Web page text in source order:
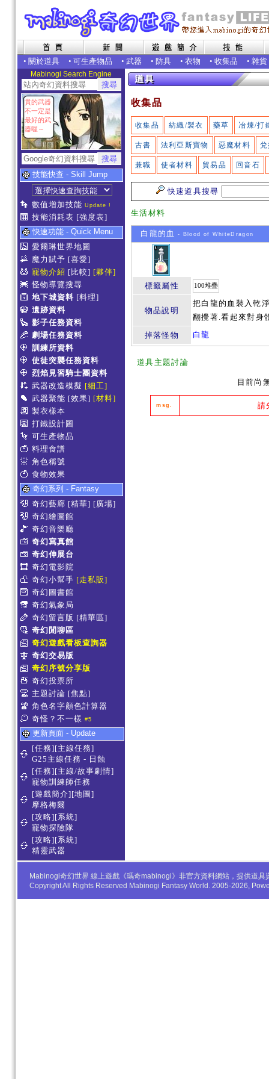
• 關於道具 • 可生產物品 • 武器 • 防具 • 衣物 • 收集品 • 雜貨
Mabinogi Search Engine
貴的武器
不一定是
最好的武
器喔～
技能快查 - Skill Jump
數值增加技能 Update !
技能消耗表 [強度表]
快速功能 - Quick Menu
愛爾琳世界地圖
魔力賦予 [喜愛]
寵物介紹 [比較] [夥伴]
怪物導覽搜尋
地下城資料 [料理]
遺跡資料
影子任務資料
劇場任務資料
訓練所資料
使徒突襲任務資料
烈焰見習騎士團資料
武器改造模擬 [細工]
武器聚能 [效果] [材料]
製衣樣本
打鐵設計圖
可生產物品
料理食譜
角色稱號
食物效果
奇幻系列 - Fantasy
奇幻藝廊 [精華] [廣場]
奇幻繪圖館
奇幻音樂廳
奇幻寫真館
奇幻伸展台
奇幻電影院
奇幻小幫手 [走私販]
奇幻圖書館
奇幻氣象局
奇幻留言版 [精華區]
奇幻閒聊區
奇幻遊戲看板查詢器
奇幻交易版
奇幻序號分享版
奇幻投票所
主題討論 [焦點]
角色名字顏色計算器
奇怪？不一樣 #5
更新頁面 - Update
[任務][主線任務]
G25主線任務 - 日蝕
[任務][主線/故事劇情]
寵物訓練師任務
[遊戲簡介][地圖]
摩格梅爾
[攻略][系統]
寵物探險隊
[攻略][系統]
精靈武器
收集品
收集品 紡織/製衣 藥草 冶煉/打
古書 法利亞斯寶物 惡魔材料
兼職 使者材料 貿易品 回音石
快速道具搜尋
生活材料
白龍的血 - Blood of WhiteDragon
標籤屬性 100堆疊
物品說明
把白龍的血裝入乾
翻攪著.看起來對身
掉落怪物
白龍
道具主題討論
目前尚
msg. 請
Mabinogi奇幻世界 線上遊戲《瑪奇mabinogi》非官方資料網站，提供道
Copyright All Rights Reserved Mabinogi Fantasy World. 2005-2026,